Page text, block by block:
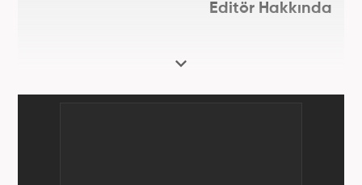
Editör Hakkında